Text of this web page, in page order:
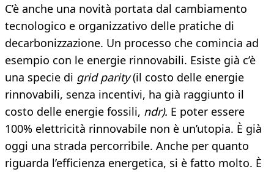
C’è anche una novità portata dal cambiamento
tecnologico e organizzativo delle pratiche di
decarbonizzazione. Un processo che comincia ad
esempio con le energie rinnovabili. Esiste già c’è
una specie di grid parity(il costo delle energie
rinnovabili, senza incentivi, ha già raggiunto il
costo delle energie fossili, ndr). E poter essere
100% elettricità rinnovabile non è un’utopia. È già
oggi una strada percorribile. Anche per quanto
riguarda l’efficienza energetica, si è fatto molto. È